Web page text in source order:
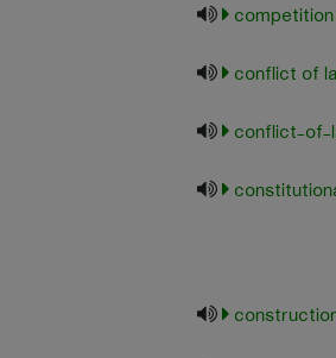
conflict of
conflict-of-